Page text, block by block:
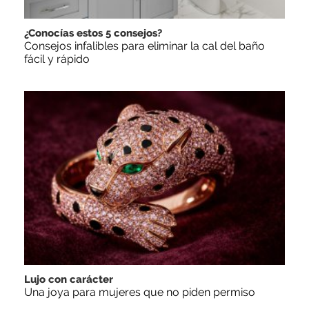
¿Conocías estos 5 consejos?
Consejos infalibles para eliminar la cal del baño
fácil y rápido
Lujo con carácter
Una joya para mujeres que no piden permiso